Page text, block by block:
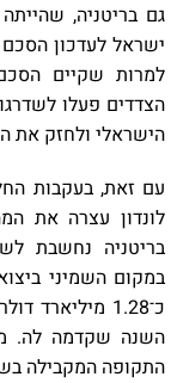
גם בריטניה,
ישראל לעדכון
הצדדים פעלו
הישראלי ולחזק את
עם זאת, בעקבות
לונדון עצרה את
בריטניה נחשבת
במקום השמיני
התקופה המקבילה